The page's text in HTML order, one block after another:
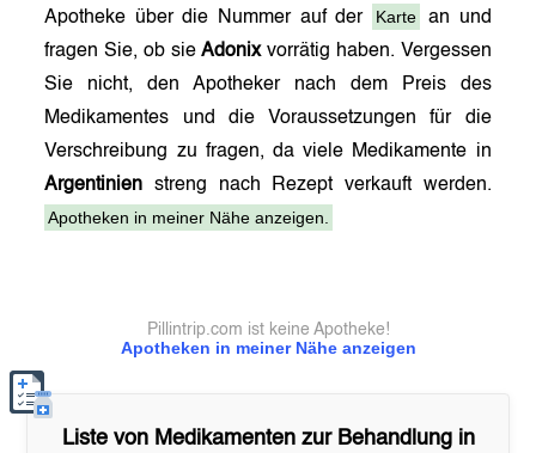
Apotheke über die Nummer auf der Karte
an und
fragen Sie, ob sieAdonixvorrätig haben. Vergessen
Sie nicht, den Apotheker nach dem Preis des
Medikamentes und die Voraussetzungen für die
Verschreibung zu fragen, da viele Medikamente in
Argentinien streng nach Rezept verkauft werden.
Apotheken in meiner Nähe anzeigen.
Apotheken in meiner Nähe anzeigen
Pillintrip.com ist keine Apotheke!
Liste von Medikamenten zur Behandlung in